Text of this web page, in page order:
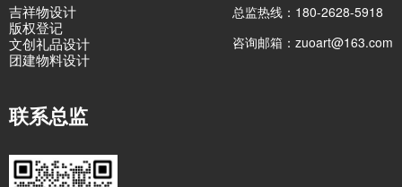
吉祥物设计
版权登记
文创礼品设计
团建物料设计
总监热线：180-2628-5918
咨询邮箱：zuoart@163.com
联系总监